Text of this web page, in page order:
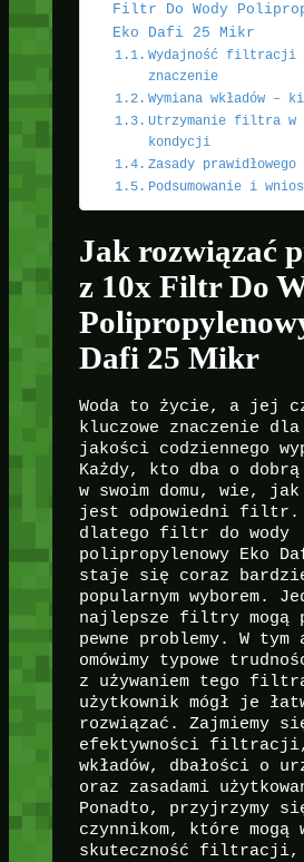
Filtr Do Wody
Eko Dafi 25 Mikr
Wydajność
znaczenie
Wymiana wkładów –
Utrzymanie filtra w
kondycji
Zasady
Podsumowanie i
Jak rozwiązać
z 10x Filtr Do
Dafi 25 Mikr
Woda to życie, a jej
kluczowe znaczenie
jakości codziennego
Każdy, kto dba o dobrą
w swoim domu, wie,
jest odpowiedni filtr.
dlatego filtr do wody
polipropylenowy Eko
staje się coraz
popularnym wyborem.
najlepsze filtry mogą
pewne problemy. W
omówimy typowe
z używaniem tego
użytkownik mógł je
rozwiązać. Zajmiemy
efektywności filtracji,
wkładów, dbałości o
oraz zasadami
Ponadto, przyjrzymy
czynnikom, które mogą
skuteczność filtracji,